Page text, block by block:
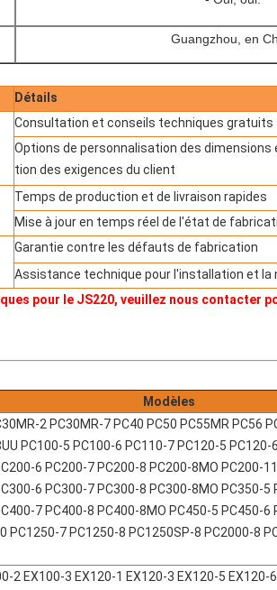
Guangzhou, en
Détails
Consultation et conseils techniques gratuits
Options de personnalisation des
tion des exigences du client
Temps de production et de livraison rapides
Mise à jour en temps réel de l'état de
Garantie contre les défauts de fabrication
Assistance technique pour l'installation et la
pour le JS220, veuillez nous contacter
Modèles
2 PC30MR-7 PC40 PC50 PC55MR PC56
PC100-5 PC100-6 PC110-7 PC120-5
6 PC200-7 PC200-8 PC200-8MO PC200-
6 PC300-7 PC300-8 PC300-8MO PC350-5
7 PC400-8 PC400-8MO PC450-5 PC450-6
PC1250-7 PC1250-8 PC1250SP-8 PC2000-8
2 EX100-3 EX120-1 EX120-3 EX120-5 EX120-